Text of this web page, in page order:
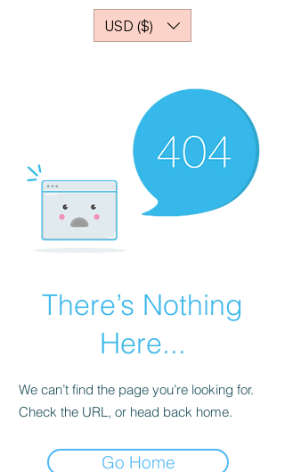
USD ($)
There’s Nothing
Here...
We can’t find the page you’re looking for.
Check the URL, or head back home.
Go Home